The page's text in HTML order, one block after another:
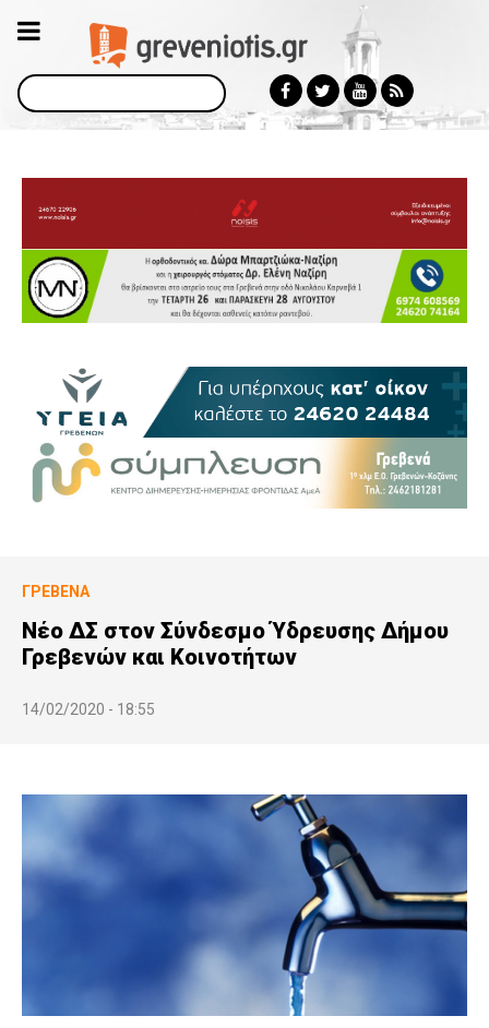
Αναζήτηση
ΓΡΕΒΕΝΆ
Νέο ΔΣ στον Σύνδεσμο Ύδρευσης Δήμου
Γρεβενών και Κοινοτήτων
14/02/2020 - 18:55